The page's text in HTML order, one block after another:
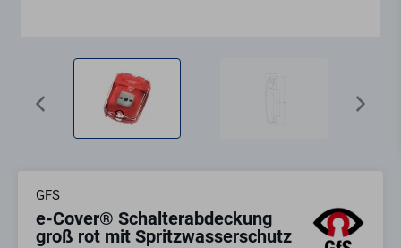
GFS
e-Cover® Schalterabdeckung
groß rot mit Spritzwasserschutz